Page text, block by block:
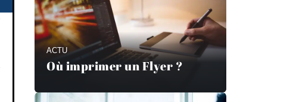
ACTU
Où imprimer un Flyer ?